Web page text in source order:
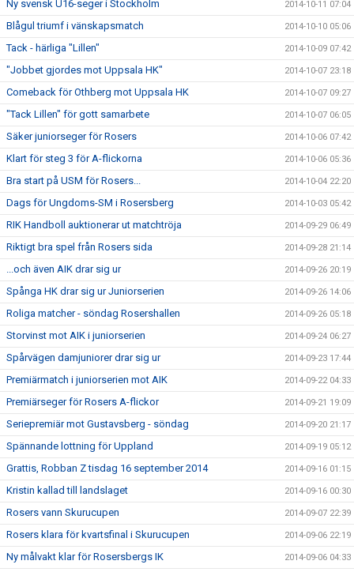
Ny svensk U16-seger i Stockholm 2014-10-11 07:04
Blågul triumf i vänskapsmatch 2014-10-10 05:06
Tack - härliga "Lillen" 2014-10-09 07:42
"Jobbet gjordes mot Uppsala HK" 2014-10-07 23:18
Comeback för Othberg mot Uppsala HK 2014-10-07 09:27
"Tack Lillen" för gott samarbete 2014-10-07 06:05
Säker juniorseger för Rosers 2014-10-06 07:42
Klart för steg 3 för A-flickorna 2014-10-06 05:36
Bra start på USM för Rosers... 2014-10-04 22:20
Dags för Ungdoms-SM i Rosersberg 2014-10-03 05:42
RIK Handboll auktionerar ut matchtröja 2014-09-29 06:49
Riktigt bra spel från Rosers sida 2014-09-28 21:14
...och även AIK drar sig ur 2014-09-26 20:19
Spånga HK drar sig ur Juniorserien 2014-09-26 14:06
Roliga matcher - söndag Rosershallen 2014-09-26 05:18
Storvinst mot AIK i juniorserien 2014-09-24 06:27
Spårvägen damjuniorer drar sig ur 2014-09-23 17:44
Premiärmatch i juniorserien mot AIK 2014-09-22 04:33
Premiärseger för Rosers A-flickor 2014-09-21 19:09
Seriepremiär mot Gustavsberg - söndag 2014-09-20 21:17
Spännande lottning för Uppland 2014-09-19 05:12
Grattis, Robban Z tisdag 16 september 2014 2014-09-16 01:15
Kristin kallad till landslaget 2014-09-16 00:30
Rosers vann Skurucupen 2014-09-07 22:39
Rosers klara för kvartsfinal i Skurucupen 2014-09-06 22:19
Ny målvakt klar för Rosersbergs IK 2014-09-06 04:33